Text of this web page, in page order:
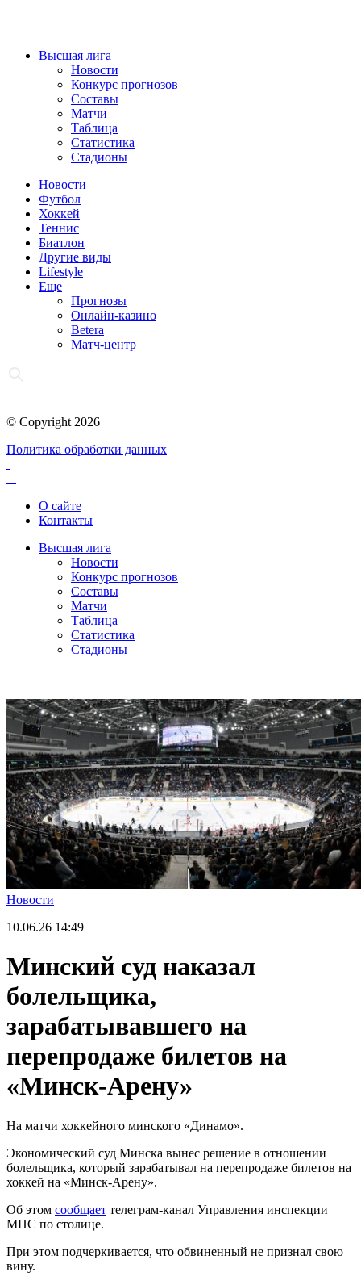
Высшая лига
Новости
Конкурс прогнозов
Составы
Матчи
Таблица
Статистика
Стадионы
Новости
Футбол
Хоккей
Теннис
Биатлон
Другие виды
Lifestyle
Еще
Прогнозы
Онлайн-казино
Betera
Матч-центр
© Copyright 2026
Политика обработки данных
О сайте
Контакты
Высшая лига
Новости
Конкурс прогнозов
Составы
Матчи
Таблица
Статистика
Стадионы
Новости
10.06.26 14:49
Минский суд наказал
болельщика,
зарабатывавшего на
перепродаже билетов на
«Минск-Арену»
На матчи хоккейного минского «Динамо».
Экономический суд Минска вынес решение в отношении
болельщика, который зарабатывал на перепродаже билетов на
хоккей на «Минск-Арену».
Об этом сообщает телеграм-канал Управления инспекции
МНС по столице.
При этом подчеркивается, что обвиненный не признал свою
вину.